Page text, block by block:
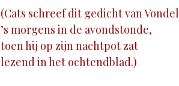
(Cats schreef dit gedicht van Vondel
’s morgens in de avondstonde,
toen hij op zijn nachtpot zat
lezend in het ochtendblad.)